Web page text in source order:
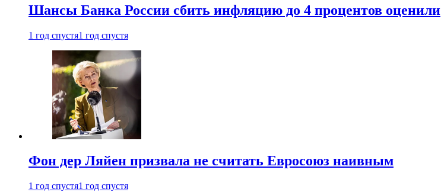
Шансы Банка России сбить инфляцию до 4 процентов оценили
1 год спустя1 год спустя
Фон дер Ляйен призвала не считать Евросоюз наивным
1 год спустя1 год спустя